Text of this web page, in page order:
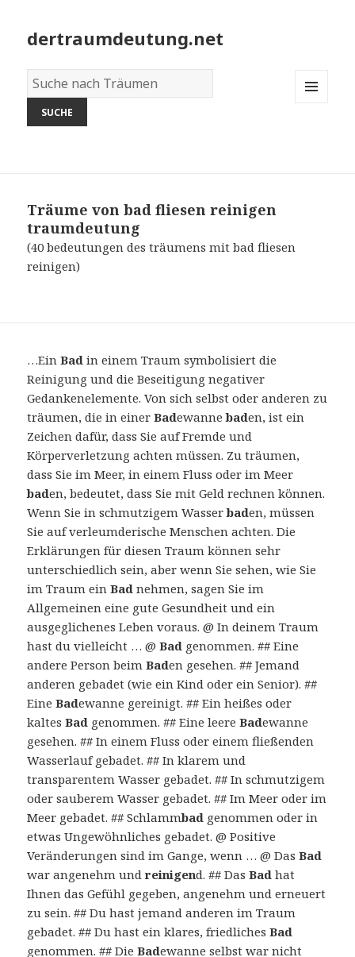
dertraumdeutung.net
Wörterbuch
der
Träume:
Träume von bad fliesen reinigen
traumdeutung
(40 bedeutungen des träumens mit bad fliesen
reinigen)
…EinBad in einem Traum symbolisiert die
Reinigung und die Beseitigung negativer
Gedankenelemente. Von sich selbst oder anderen zu
träumen, die in einerBadewannebaden, ist ein
Zeichen dafür, dass Sie auf Fremde und
Körperverletzung achten müssen. Zu träumen,
dass Sie im Meer, in einem Fluss oder im Meer
baden, bedeutet, dass Sie mit Geld rechnen können.
Wenn Sie in schmutzigem Wasserbaden, müssen
Sie auf verleumderische Menschen achten. Die
Erklärungen für diesen Traum können sehr
unterschiedlich sein, aber wenn Sie sehen, wie Sie
im Traum einBad nehmen, sagen Sie im
Allgemeinen eine gute Gesundheit und ein
ausgeglichenes Leben voraus. @ In deinem Traum
hast du vielleicht … @Bad genommen. ## Eine
andere Person beimBaden gesehen. ## Jemand
anderen gebadet (wie ein Kind oder ein Senior). ##
EineBadewanne gereinigt. ## Ein heißes oder
kaltesBad genommen. ## Eine leereBadewanne
gesehen. ## In einem Fluss oder einem fließenden
Wasserlauf gebadet. ## In klarem und
transparentem Wasser gebadet. ## In schmutzigem
oder sauberem Wasser gebadet. ## Im Meer oder im
Meer gebadet. ## Schlammbad genommen oder in
etwas Ungewöhnliches gebadet. @ Positive
Veränderungen sind im Gange, wenn … @ DasBad
war angenehm undreinigend. ## DasBad hat
Ihnen das Gefühl gegeben, angenehm und erneuert
zu sein. ## Du hast jemand anderen im Traum
gebadet. ## Du hast ein klares, friedlichesBad
genommen. ## DieBadewanne selbst war nicht